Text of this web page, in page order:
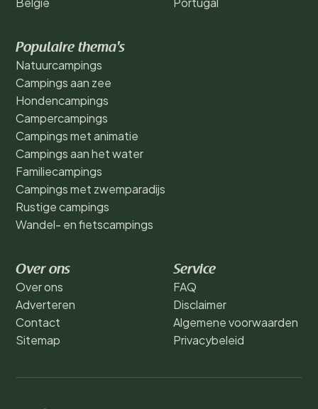
Populaire thema's
Natuurcampings
Campings aan zee
Hondencampings
Campercampings
Campings met animatie
Campings aan het water
Familiecampings
Campings met zwemparadijs
Rustige campings
Wandel- en fietscampings
Over ons
Over ons
Adverteren
Contact
Sitemap
Service
FAQ
Disclaimer
Algemene voorwaarden
Privacybeleid